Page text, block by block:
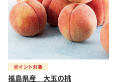
福島県産 大玉の桃